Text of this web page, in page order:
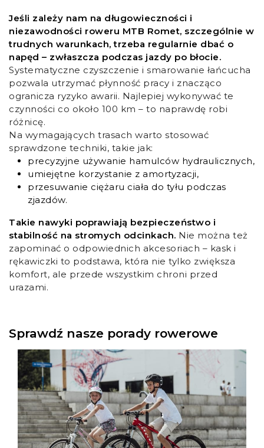
Jeśli zależy nam na długowieczności i
niezawodności roweru MTB Romet, szczególnie w
trudnych warunkach, trzeba regularnie dbać o
napęd – zwłaszcza podczas jazdy po błocie.
Systematyczne czyszczenie i smarowanie łańcucha
pozwala utrzymać płynność pracy i znacząco
ogranicza ryzyko awarii. Najlepiej wykonywać te
czynności co około 100 km – to naprawdę robi
różnicę.
Na wymagających trasach warto stosować
sprawdzone techniki, takie jak:
precyzyjne używanie hamulców hydraulicznych,
umiejętne korzystanie z amortyzacji,
przesuwanie ciężaru ciała do tyłu podczas
zjazdów.
Takie nawyki poprawiają bezpieczeństwo i
stabilność na stromych odcinkach. Nie można też
zapominać o odpowiednich akcesoriach – kask i
rękawiczki to podstawa, która nie tylko zwiększa
komfort, ale przede wszystkim chroni przed
urazami.
Sprawdź nasze porady rowerowe